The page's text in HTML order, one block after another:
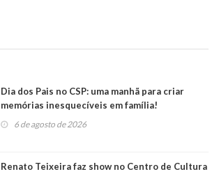
Dia dos Pais no CSP: uma manhã para criar
memórias inesquecíveis em família!
6 de agosto de 2026
Renato Teixeira faz show no Centro de Cultura